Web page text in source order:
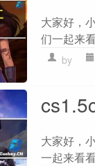
大家好，
们一起来
by
大家好，
一起来看